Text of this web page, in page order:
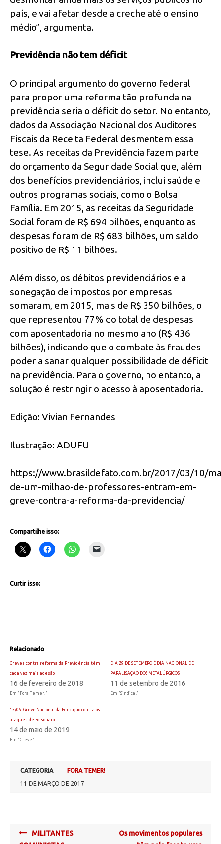
país, e vai afetar desde a creche até o ensino
médio”, argumenta.
Previdência não tem déficit
O principal argumento do governo federal
para propor uma reforma tão profunda na
previdência seria o déficit do setor. No entanto,
dados da Associação Nacional dos Auditores
Fiscais da Receita Federal desmentem essa
tese. As receitas da Previdência fazem parte
do orçamento da Seguridade Social que, além
dos benefícios previdenciários, inclui saúde e
outros programas sociais, como o Bolsa
Família. Em 2015, as receitas da Seguridade
Social foram de R$ 694 bilhões, enquanto as
despesas foram de R$ 683 bilhões, um saldo
positivo de R$ 11 bilhões.
Além disso, os débitos previdenciários e a
sonegação de impostos por empresas
somaram, em 2015, mais de R$ 350 bilhões, o
que representou 77% do total de despesas
com aposentadoria no mesmo ano (R$ 436
bilhões), indicando que o combate às fraudes
poderia sanar qualquer possibilidade de déficit
na previdência. Para o governo, no entanto, a
solução é restringir o acesso à aposentadoria.
Edição: Vivian Fernandes
Ilustração: ADUFU
https://www.brasildefato.com.br/2017/03/10/
de-um-milhao-de-professores-entram-em-
greve-contra-a-reforma-da-previdencia/
Compartilhe isso:
Curtir isso:
Relacionado
Greves contra reforma da Previdência têm
cada vez mais adesão
16 de fevereiro de 2018
Em "Fora Temer!"
DIA 29 DE SETEMBRO É DIA NACIONAL DE
PARALISAÇÃO DOS METALÚRGICOS
11 de setembro de 2016
Em "Sindical"
15/05: Greve Nacional da Educação contra os
ataques de Bolsonaro
14 de maio de 2019
Em "Greve"
CATEGORIA
FORA TEMER!
11 DE MARÇO DE 2017
PostMILITANTES
Os movimentos populares